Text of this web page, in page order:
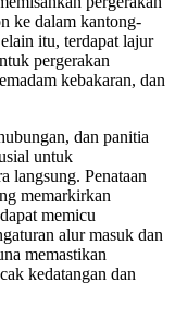
ke dalam kantong-
itu, terdapat lajur
pergerakan
kebakaran, dan
dan panitia
untuk
langsung. Penataan
memarkirkan
memicu
alur masuk dan
memastikan
kedatangan dan